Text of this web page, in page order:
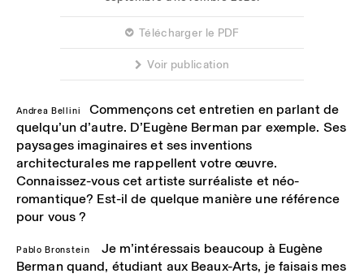
 Télécharger le PDF
 Voir publication
Andrea Bellini
Commençons cet entretien en parlant de
quelqu’un d’autre. D’Eugène Berman par exemple. Ses
paysages imaginaires et ses inventions
architecturales me rappellent votre œuvre.
Connaissez-vous cet artiste surréaliste et néo-
romantique? Est-il de quelque manière une référence
pour vous ?
Pablo Bronstein
Je m’intéressais beaucoup à Eugène
Berman quand, étudiant aux Beaux-Arts, je faisais mes